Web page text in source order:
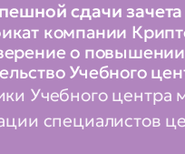
сдачи
компании
о
Учебного
Учебного центра
специалистов